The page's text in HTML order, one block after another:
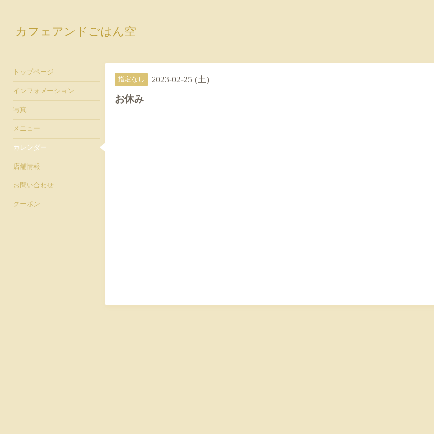
カフェアンドごはん空
指定なし 2023-02-25 (土)
お休み
トップページ
インフォメーション
写真
メニュー
カレンダー
店舗情報
お問い合わせ
クーポン